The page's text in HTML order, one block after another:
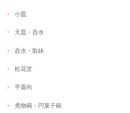
小皿
天皿・呑水
呑水・取鉢
松花堂
平蓋向
煮物碗・円菓子碗